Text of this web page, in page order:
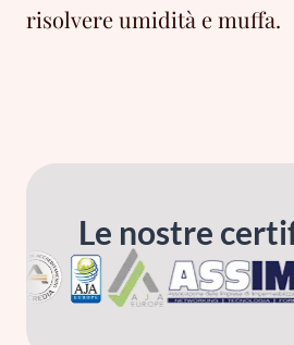
risolvere umidità e muffa.
Le nostre